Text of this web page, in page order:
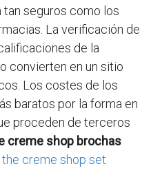
seguros como los
La verificación de
de la
convierten en un sitio
Los costes de los
baratos por la forma en
proceden de terceros
creme shop brochas
the creme shop set